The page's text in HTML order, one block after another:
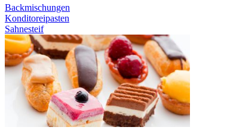
Backmischungen
Konditoreipasten
Sahnesteif